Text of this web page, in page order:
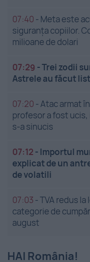
07:40 - Meta este
siguranța copiilor.
milioane de dolari
07:29 -Trei zodii
Astrele au făcut
07:20 -Atac armat
profesor a fost ucis,
s-a sinucis
07:12 - Importul
explicat de un
de volatili
07:03 -TVA redus
categorie de
august
HAI România!